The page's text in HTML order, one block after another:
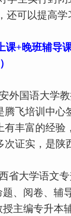
还可以提高
课+晚班辅导
外国语大学
腾飞培训中心
有丰富的经验
次证实，是陕
省大学语文
、阅卷、辅
主编专升本